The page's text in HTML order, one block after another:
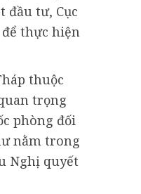
đầu tư, Cục
thực hiện
thuộc
trọng
phòng đối
nằm trong
Nghị quyết